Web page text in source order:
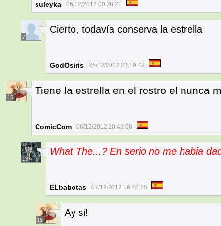
suleyka 06/12/2012 00:28:21
7
Cierto, todavía conserva la estrella
GodOsiris 25/12/2012 23:19:43
15
Tiene la estrella en el rostro el nunca
ComicCom 06/12/2012 20:43:08
13
What The...? En serio no me habia
ELbabotas 07/12/2012 16:48:25
15
Ay si!